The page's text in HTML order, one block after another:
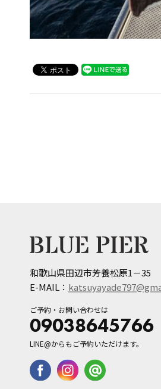
和歌山県田辺市芳養松原1－35
E-MAIL：
ご予約・お問い合わせは
09038645766
LINE@からもご予約いただけます。